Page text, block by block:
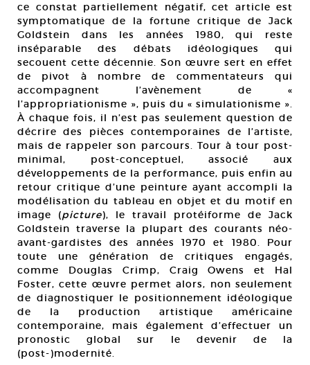
ce constat partiellement négatif, cet article est
symptomatique de la fortune critique de Jack
Goldstein dans les années 1980, qui reste
inséparable des débats idéologiques qui
secouent cette décennie. Son œuvre sert en effet
de pivot à nombre de commentateurs qui
accompagnent l’avènement de «
l’appropriationisme », puis du « simulationisme ».
À chaque fois, il n’est pas seulement question de
décrire des pièces contemporaines de l’artiste,
mais de rappeler son parcours. Tour à tour post-
minimal, post-conceptuel, associé aux
développements de la performance, puis enfin au
retour critique d’une peinture ayant accompli la
modélisation du tableau en objet et du motif en
image (picture), le travail protéiforme de Jack
Goldstein traverse la plupart des courants néo-
avant-gardistes des années 1970 et 1980. Pour
toute une génération de critiques engagés,
comme Douglas Crimp, Craig Owens et Hal
Foster, cette œuvre permet alors, non seulement
de diagnostiquer le positionnement idéologique
de la production artistique américaine
contemporaine, mais également d’effectuer un
pronostic global sur le devenir de la
(post-)modernité.